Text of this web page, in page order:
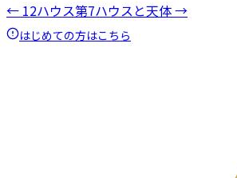
← 12ハウス第7ハウスと天体 →
はじめての方はこちら